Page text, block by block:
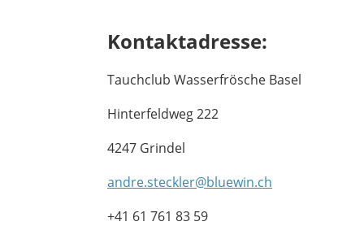
Kontaktadresse:
Tauchclub Wasserfrösche Basel
Hinterfeldweg 222
4247 Grindel
andre.steckler@bluewin.ch
+41 61 761 83 59